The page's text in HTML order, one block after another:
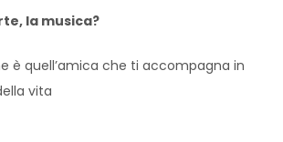
la musica?
è quell’amica che ti accompagna in
vita